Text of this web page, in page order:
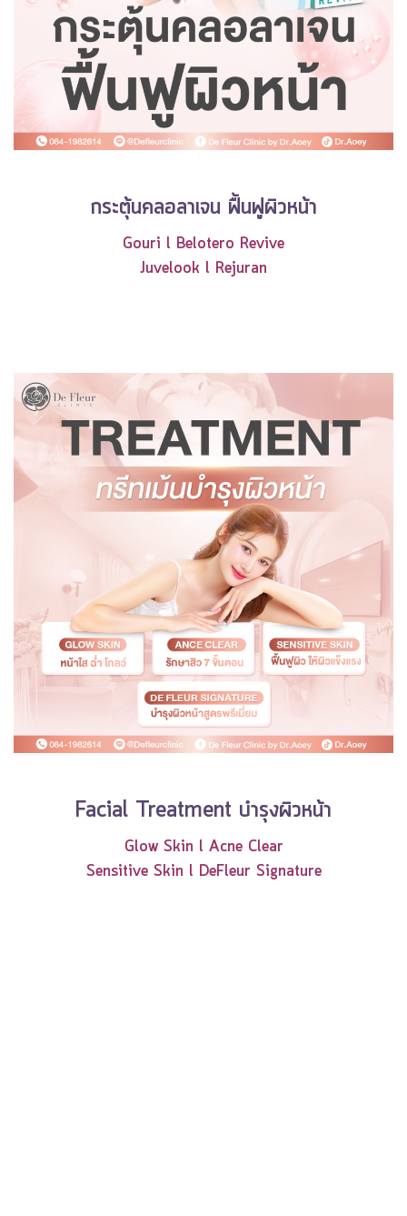
กระตุ้นคลอลาเจน ฟื้นฟูผิวหน้า
Gouri l Belotero Revive
Juvelook l Rejuran
Facial Treatment บำรุงผิวหน้า
Glow Skin l Acne Clear
Sensitive Skin l DeFleur Signature